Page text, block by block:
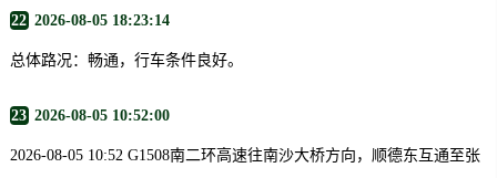
22 2026-08-05 18:23:14
总体路况：畅通，行车条件良好。
23 2026-08-05 10:52:00
2026-08-05 10:52 G1508南二环高速往南沙大桥方向，顺德东互通至张